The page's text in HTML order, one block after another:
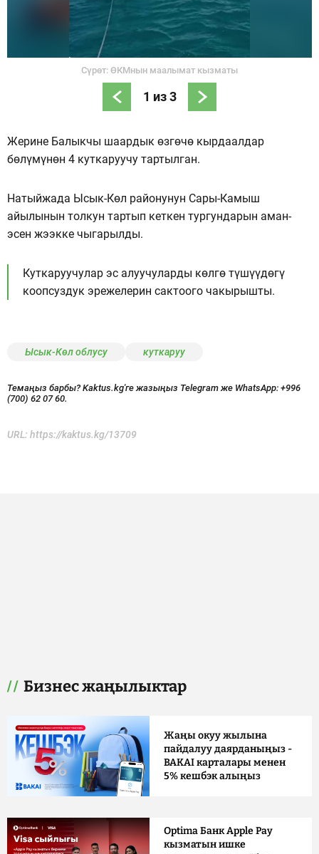
Сүрөт: ӨКМнын маалымат кызматы
1 из3
Жерине Балыкчы шаардык өзгөчө кырдаалдар
бөлүмүнөн 4 куткаруучу тартылган.
Натыйжада Ысык-Көл районунун Сары-Камыш
айылынын толкун тартып кеткен тургундарын аман-
эсен жээкке чыгарылды.
Куткаруучулар эс алуучуларды көлгө түшүүдөгү
коопсуздук эрежелерин сактоого чакырышты.
Ысык-Көл облусу куткаруу
Темаңыз барбы? Kaktus.kg'ге жазыңыз Telegram же WhatsApp: +996
(700) 62 07 60.
URL: https://kaktus.kg/13709
Бизнес жаңылыктар
Жаңы окуу жылына
пайдалуу даярданыңыз -
BAKAI карталары менен
5% кешбэк алыңыз
Optima Банк Apple Pay
кызматын ишке